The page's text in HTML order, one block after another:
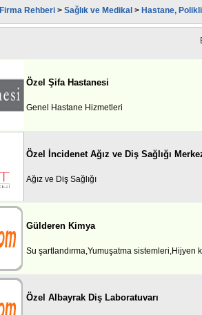
Firma Rehberi > Sağlık ve Medikal > Hastane,
Özel Şifa Hastanesi
Genel Hastane Hizmetleri
Özel İncidenet Ağız ve Diş Sağlığı
Ağız ve Diş Sağlığı
Gülderen Kimya
Su şartlandırma,Yumuşatma sistemleri,Hijyen
Özel Albayrak Diş Laboratuvarı